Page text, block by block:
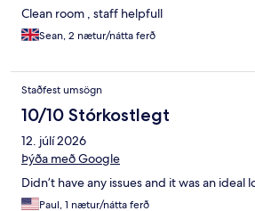
Clean room , staff helpfull
Sean, 2 nætur/nátta ferð
Staðfest umsögn
10/10 Stórkostlegt
12. júlí 2026
Þýða með Google
Didn’t have any issues and it was an ideal
Paul, 1 nætur/nátta ferð